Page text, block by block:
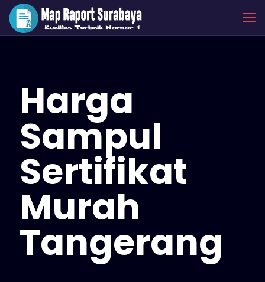
Harga
Sampul
Sertifikat
Murah
Tangerang